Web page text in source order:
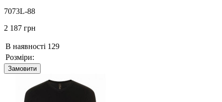
7073L-88
2 187 грн
В наявності 129
Розміри:
Замовити